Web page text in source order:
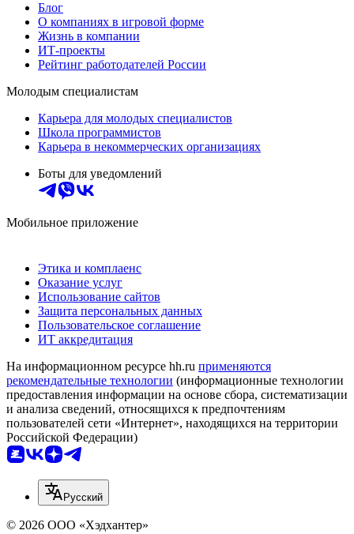
Блог
О компаниях в игровой форме
Жизнь в компании
ИТ-проекты
Рейтинг работодателей России
Молодым специалистам
Карьера для молодых специалистов
Школа программистов
Карьера в некоммерческих организациях
Боты для уведомлений
Мобильное приложение
Этика и комплаенс
Оказание услуг
Использование сайтов
Защита персональных данных
Пользовательское соглашение
ИТ аккредитация
На информационном ресурсе hh.ru применяются
рекомендательные технологии (информационные технологии
предоставления информации на основе сбора, систематизации
и анализа сведений, относящихся к предпочтениям
пользователей сети «Интернет», находящихся на территории
Российской Федерации)
Русский
© 2026 ООО «Хэдхантер»